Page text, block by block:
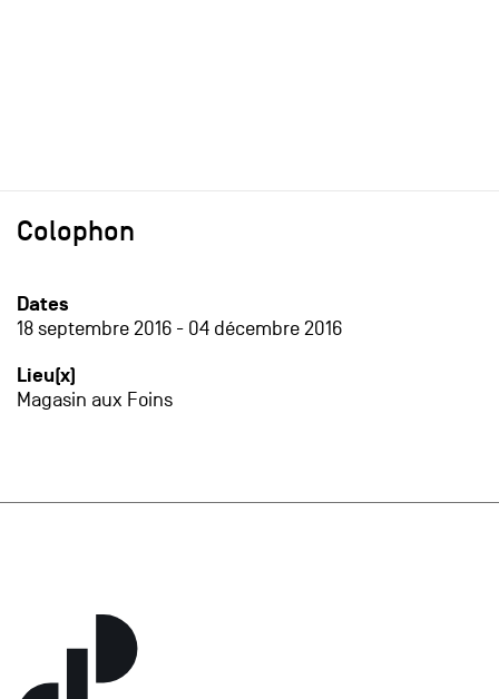
Colophon
Dates
18 septembre 2016 - 04 décembre 2016
Lieu(x)
Magasin aux Foins